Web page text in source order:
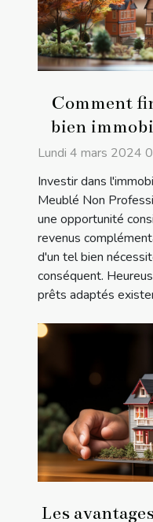
Comment
bien
un
Lundi 4 mars 2024
Investir dans
Meublé Non
une opportunité
revenus
d'un tel bien
conséquent.
prêts adaptés
Les